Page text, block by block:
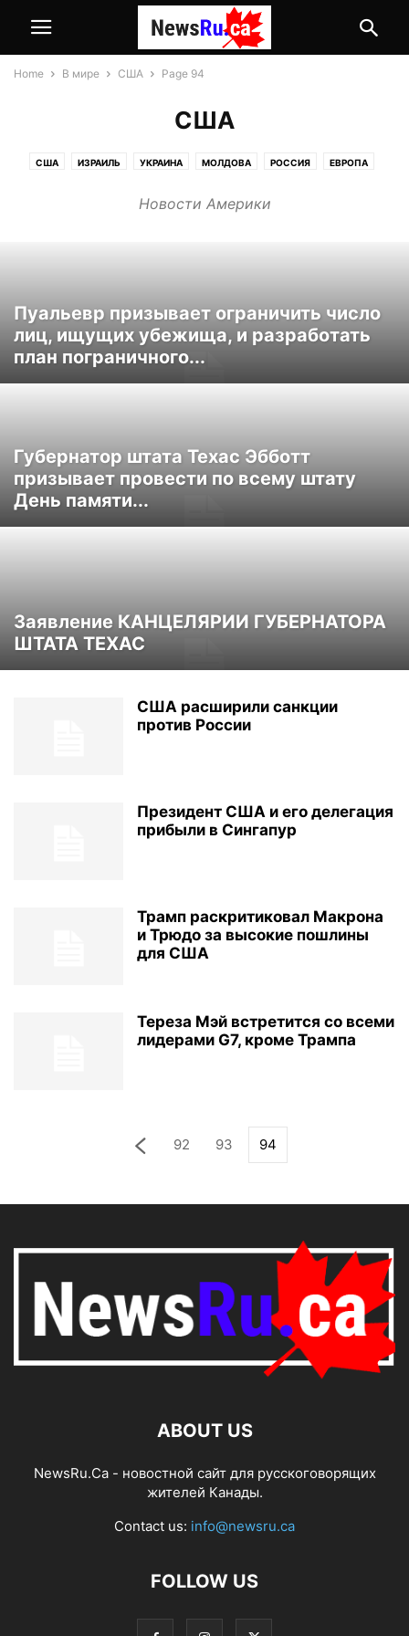
Home В мире США Page 94
США
США ИЗРАИЛЬ УКРАИНА МОЛДОВА РОССИЯ ЕВРОПА
Новости Америки
Пуальевр призывает ограничить число
лиц, ищущих убежища, и разработать
план пограничного...
Губернатор штата Техас Эбботт
призывает провести по всему штату
День памяти...
Заявление КАНЦЕЛЯРИИ ГУБЕРНАТОРА
ШТАТА ТЕХАС
США расширили санкции
против России
Президент США и его делегация
прибыли в Сингапур
Трамп раскритиковал Макрона
и Трюдо за высокие пошлины
для США
Тереза Мэй встретится со всеми
лидерами G7, кроме Трампа
92 93 94
ABOUT US
NewsRu.Ca - новостной сайт для русскоговорящих
жителей Канады.
Contact us: info@newsru.ca
FOLLOW US